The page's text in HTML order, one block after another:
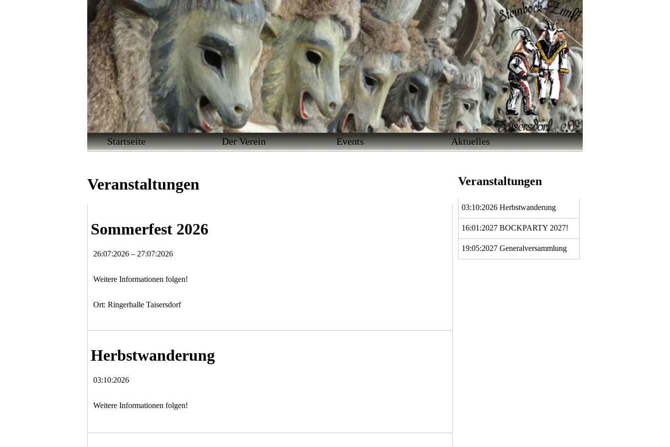
Navigation
überspringen
Startseite Der Verein Zunftrat
Ehrenmitglieder
Events Aktuelles Downloads
Datenschutz
Veranstaltungen
Sommerfest 2026
26:07:2026 – 27:07:2026
Weitere Informationen folgen!
Ort: Ringerhalle Taisersdorf
Herbstwanderung
03:10:2026
Weitere Informationen folgen!
Veranstaltungen
03:10:2026 Herbstwanderung
16:01:2027 BOCKPARTY 2027!
19:05:2027 Generalversammlung